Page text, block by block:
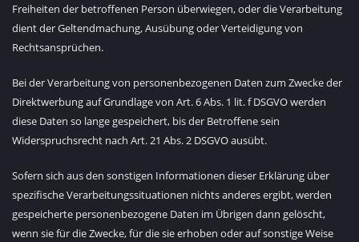
Freiheiten der betroffenen Person überwiegen, oder die Verarbeitung
dient der Geltendmachung, Ausübung oder Verteidigung von
Rechtsansprüchen.
Bei der Verarbeitung von personenbezogenen Daten zum Zwecke der
Direktwerbung auf Grundlage von Art. 6 Abs. 1 lit. f DSGVO werden
diese Daten so lange gespeichert, bis der Betroffene sein
Widerspruchsrecht nach Art. 21 Abs. 2 DSGVO ausübt.
Sofern sich aus den sonstigen Informationen dieser Erklärung über
spezifische Verarbeitungssituationen nichts anderes ergibt, werden
gespeicherte personenbezogene Daten im Übrigen dann gelöscht,
wenn sie für die Zwecke, für die sie erhoben oder auf sonstige Weise